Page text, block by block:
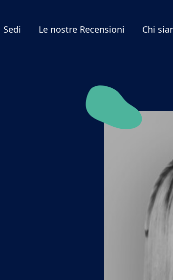
Sedi Le nostre Recensioni Chi